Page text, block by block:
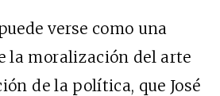
verse como una
la moralización del arte
de la política, que José